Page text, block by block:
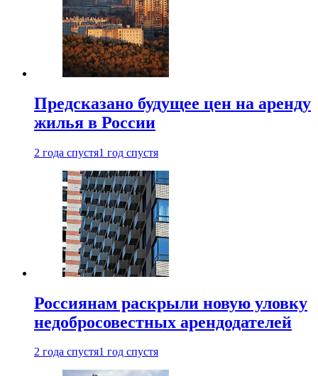
Предсказано будущее цен на аренду
жилья в России
2 года спустя1 год спустя
Россиянам раскрыли новую уловку
недобросовестных арендодателей
2 года спустя1 год спустя